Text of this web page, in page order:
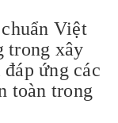
Việt
trong xây
ứng các
toàn trong